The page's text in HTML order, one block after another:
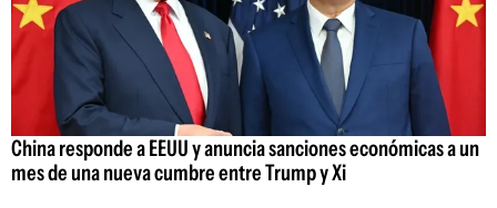
China responde a EEUU y anuncia sanciones económicas a un
mes de una nueva cumbre entre Trump y Xi